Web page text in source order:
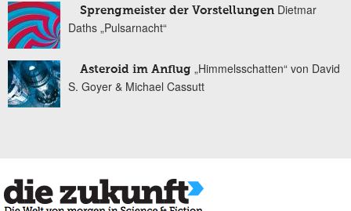
Sprengmeister der Vorstellungen Dietmar
Daths „Pulsarnacht“
Asteroid im Anflug „Himmelsschatten“ von David
S. Goyer & Michael Cassutt